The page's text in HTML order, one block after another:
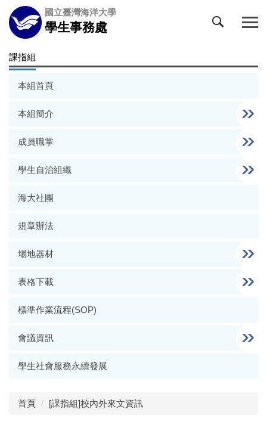
跳
到
主
內
國立臺灣海洋大學
學生事務處
課指組
本組首頁
本組簡介
成員職掌
學生自治組織
海大社團
規章辦法
場地器材
表格下載
標準作業流程(SOP)
會議資訊
學生社會服務永續發展
首頁 [課指組]校內外來文資訊